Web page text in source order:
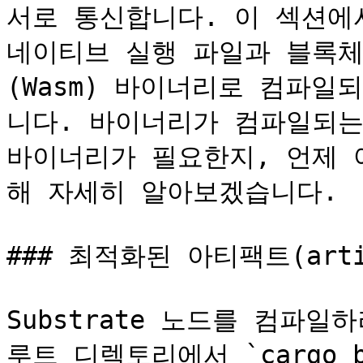
서로 통신합니다. 이 섹션
네이티브 실행 파일과 블록
(Wasm) 바이너리로 컴파일
니다. 바이너리가 컴파일
바이너리가 필요한지, 언제
해 자세히 알아보겠습니다.
### 최적화된 아티팩트
Substrate 노드를 컴파일
루트 디렉토리에서